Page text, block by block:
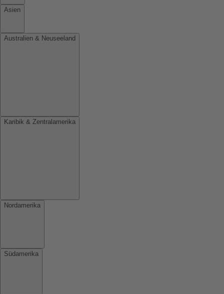
Asien
Australien & Neuseeland
Karibik & Zentralamerika
Nordamerika
Südamerika